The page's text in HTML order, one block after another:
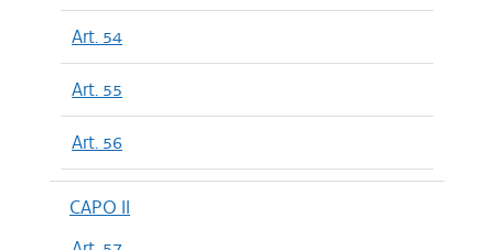
Art. 54
Art. 55
Art. 56
CAPO II